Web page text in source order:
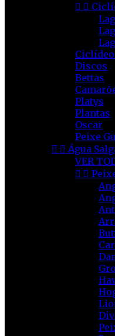
 
Discos
Bettas
Platys
Plantas
Oscar
Peixe
  Água
VER
 